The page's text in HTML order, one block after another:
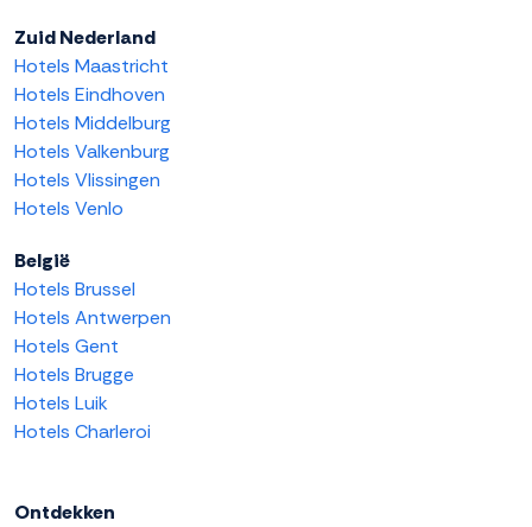
Zuid Nederland
Hotels Maastricht
Hotels Eindhoven
Hotels Middelburg
Hotels Valkenburg
Hotels Vlissingen
Hotels Venlo
België
Hotels Brussel
Hotels Antwerpen
Hotels Gent
Hotels Brugge
Hotels Luik
Hotels Charleroi
Ontdekken